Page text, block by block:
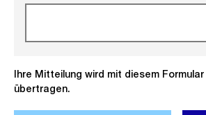
Ihre Mitteilung wird mit diesem
übertragen.